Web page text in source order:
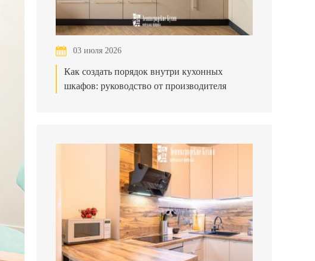
03 июля 2026
Как создать порядок внутри кухонных
шкафов: руководство от производителя